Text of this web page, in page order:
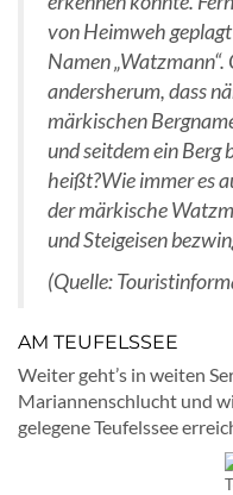
von Heimweh geplagt
Namen
andersherum, dass
märkischen
und seitdem ein Berg
heißt?Wie immer es
der märkische
und Steigeisen
(Quelle:
AM TEUFELSSEE
Weiter geht’s in weiten
Mariannenschlucht und
gelegene Teufelssee